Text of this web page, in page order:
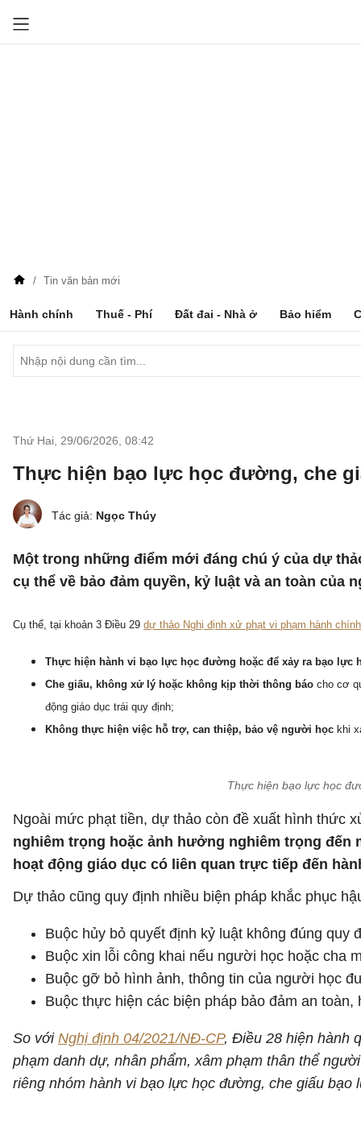
Tin văn bản mới
Hành chính Thuế - Phí Đất đai - Nhà ở Bảo hiểm
Thứ Hai, 29/06/2026 08:42
Thực hiện bạo lực học đường, che
Tác giả: Ngọc Thúy
Một trong những điểm mới đáng chú ý của dự
cụ thể về bảo đảm quyền, kỷ luật và an toàn
Cụ thể, tại khoản 3 Điều 29 dự thảo Nghị định xử phạt vi phạm hành
Thực hiện hành vi bạo lực học đường hoặc để xảy ra bạo
Che giấu, không xử lý hoặc không kịp thời thông báo cho cơ
động giáo dục trái quy định;
Không thực hiện việc hỗ trợ, can thiệp, bảo vệ người học khi
Thực hiện bạo lực học
Ngoài mức phạt tiền, dự thảo còn đề xuất hình thức
nghiêm trọng hoặc ảnh hưởng nghiêm trọng
hoạt động giáo dục có liên quan trực tiếp đến
Dự thảo cũng quy định nhiều biện pháp khắc phục
Buộc hủy bỏ quyết định kỷ luật không đúng
Buộc xin lỗi công khai nếu người học hoặc cha
Buộc gỡ bỏ hình ảnh, thông tin của người học
Buộc thực hiện các biện pháp bảo đảm an
So với Nghị định 04/2021/NĐ-CP, Điều 28 hiện hành
phạm danh dự, nhân phẩm, xâm phạm thân thể
riêng nhóm hành vi bạo lực học đường, che giấu